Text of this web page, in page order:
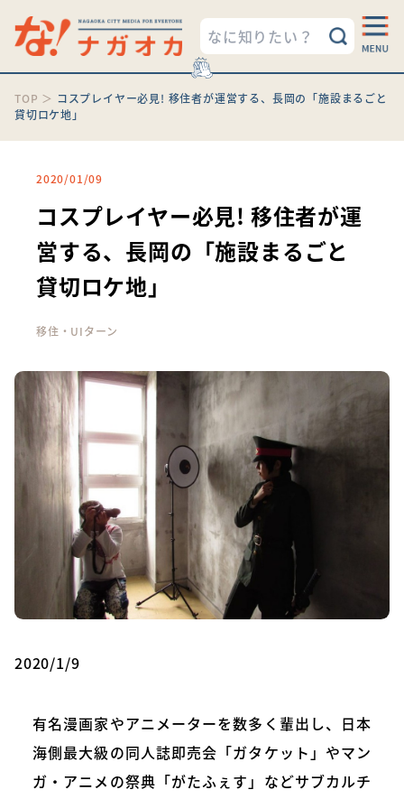
TOP ＞ コスプレイヤー必見! 移住者が運営する、長岡の「施設まるごと
貸切ロケ地」
2020/01/09
コスプレイヤー必見! 移住者が運
営する、長岡の「施設まるごと
貸切ロケ地」
移住・UIターン
2020/1/9
有名漫画家やアニメーターを数多く輩出し、日本
海側最大級の同人誌即売会「ガタケット」やマン
ガ・アニメの祭典「がたふぇす」などサブカルチ